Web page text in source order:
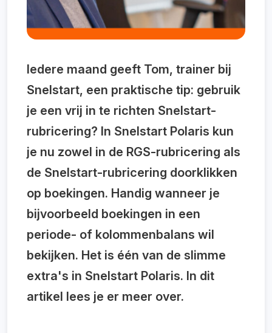
Iedere maand geeft Tom, trainer bij
Snelstart, een praktische tip: gebruik
je een vrij in te richten Snelstart-
rubricering? In Snelstart Polaris kun
je nu zowel in de RGS-rubricering als
de Snelstart-rubricering doorklikken
op boekingen. Handig wanneer je
bijvoorbeeld boekingen in een
periode- of kolommenbalans wil
bekijken. Het is één van de slimme
extra's in Snelstart Polaris. In dit
artikel lees je er meer over.